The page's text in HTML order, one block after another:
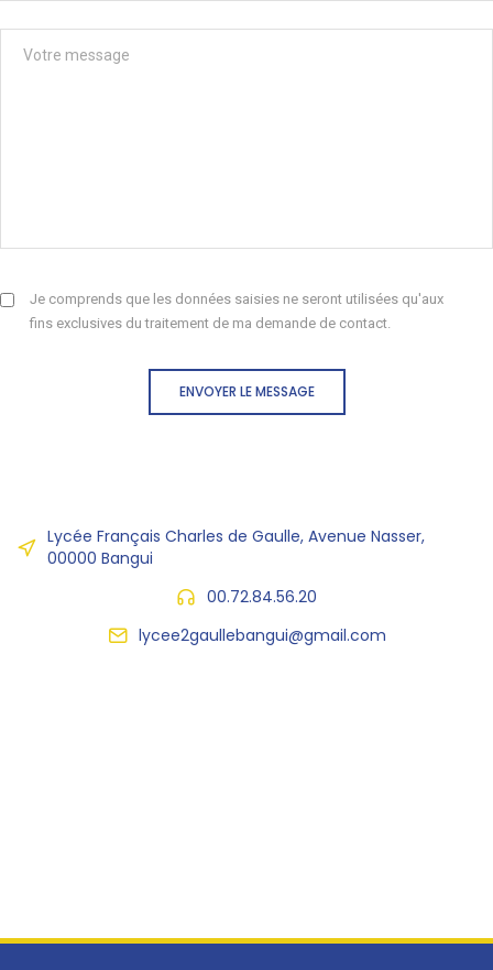
Je comprends que les données saisies ne seront utilisées qu'aux
fins exclusives du traitement de ma demande de contact.
ENVOYER LE MESSAGE
Lycée Français Charles de Gaulle, Avenue Nasser,
00000 Bangui
00.72.84.56.20
lycee2gaullebangui@gmail.com